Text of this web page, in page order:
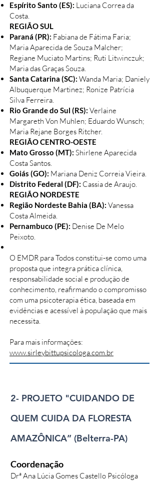
Espírito Santo (ES): Luciana Correa da
Costa.
REGIÃO SUL
Paraná (PR): Fabiana de Fátima Faria;
Maria Aparecida de Souza Malcher;
Regiane Muciato Martins; Ruti Litwinczuk;
Maria das Graças Souza.
Santa Catarina (SC): Wanda Maria; Daniely
Albuquerque Martinez; Ronize Patrícia
Silva Ferreira.
Rio Grande do Sul (RS): Verlaine
Margareth Von Muhlen; Eduardo Wunsch;
Maria Rejane Borges Ritcher.
REGIÃO CENTRO-OESTE
Mato Grosso (MT): Shirlene Aparecida
Costa Santos.
Goiás (GO): Mariana Deniz Correia Vieira.
Distrito Federal (DF): Cassia de Araujo.
REGIÃO NORDESTE
Região Nordeste Bahia (BA): Vanessa
Costa Almeida.
Pernambuco (PE): Denise De Melo
Peixoto.
O EMDR para Todos constitui-se como uma
proposta que integra prática clínica,
responsabilidade social e produção de
conhecimento, reafirmando o compromisso
com uma psicoterapia ética, baseada em
evidências e acessível à população que mais
necessita.
Para mais informações:
www.sirleybittupsicologa.com.br
2- PROJETO "CUIDANDO DE
QUEM CUIDA DA FLORESTA
AMAZÔNICA” (Belterra-PA)
Coordenação
Drª Ana Lúcia Gomes Castello Psicóloga